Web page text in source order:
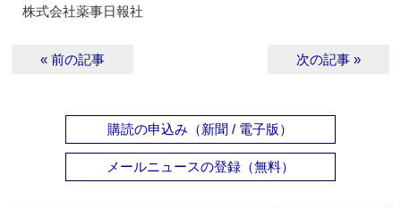
株式会社薬事日報社
« 前の記事 次の記事 »
購読の申込み（新聞 / 電子版）
メールニュースの登録（無料）